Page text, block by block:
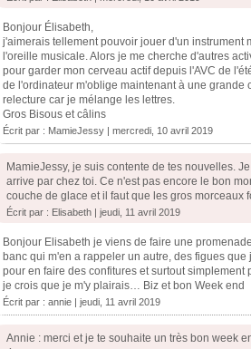
Bonjour Élisabeth,
j'aimerais tellement pouvoir jouer d'un instrument
l'oreille musicale. Alors je me cherche d'autres
pour garder mon cerveau actif depuis l'AVC de
de l'ordinateur m'oblige maintenant à une grande
relecture car je mélange les lettres.
Gros Bisous et câlins
Écrit par : MamieJessy | mercredi, 10 avril 2019
MamieJessy, je suis contente de tes nouvelles.
arrive par chez toi. Ce n'est pas encore le bon
couche de glace et il faut que les gros morceaux
Écrit par : Elisabeth | jeudi, 11 avril 2019
Bonjour Elisabeth je viens de faire une
banc qui m'en a rappeler un autre, des figues
pour en faire des confitures et surtout
je crois que je m'y plairais… Biz et bon Week end
Écrit par : annie | jeudi, 11 avril 2019
Annie : merci et je te souhaite un très bon week